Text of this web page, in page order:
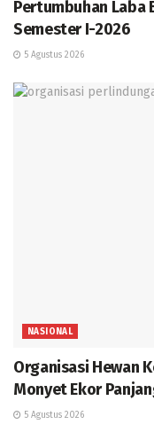
Pertumbuhan Laba
Semester I-2026
5 Agustus 2026
NASIONAL
Organisasi Hewan
Monyet Ekor
5 Agustus 2026